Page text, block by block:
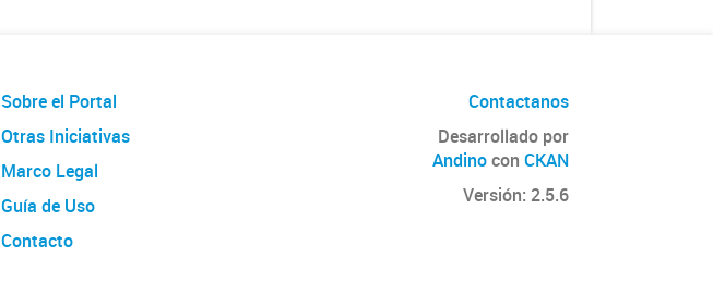
Sobre el Portal
Otras Iniciativas
Marco Legal
Guía de Uso
Contacto
Contactanos
Desarrollado por
Andinocon CKAN
Versión: 2.5.6